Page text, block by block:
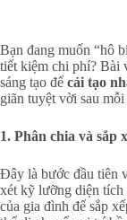
Bạn đang muốn “hô
tiết kiệm chi phí? Bài
sáng tạo để cải tạo
giãn tuyệt vời sau
1. Phân chia và sắp
Đây là bước đầu tiên
xét kỹ lưỡng diện tích
của gia đình để sắp